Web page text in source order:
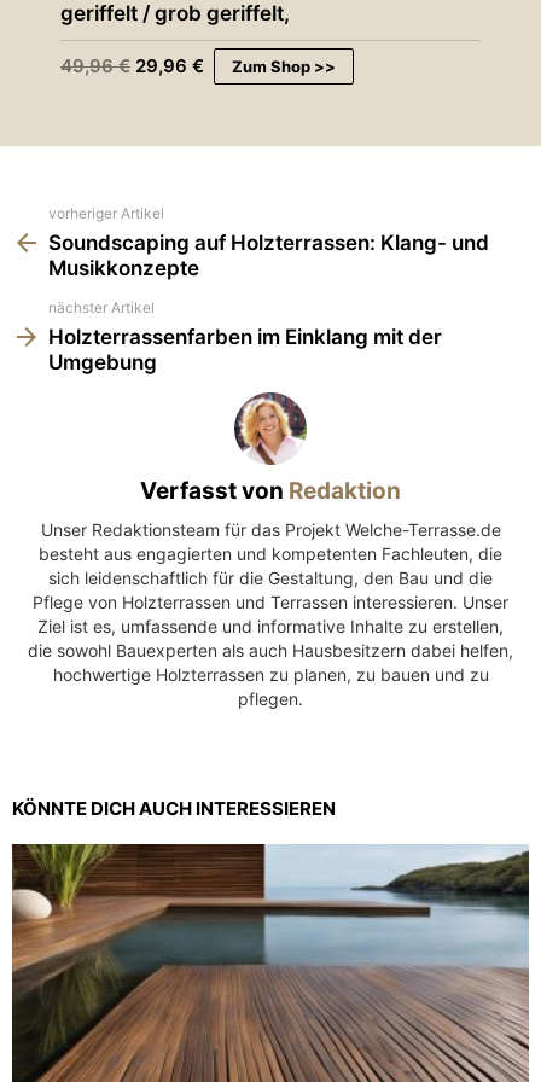
0
€
geriffelt / grob geriffelt,
49,96€ U
r
g
l
i
c
h
r
P
w
a
r
:
4
9
,
9
6
29,96 €A
e
r
s
,
9
6
€
.
Zum Shop >>
more
vorheriger Artikel
Soundscaping auf Holzterrassen: Klang- und
Musikkonzepte
nächster Artikel
Holzterrassenfarben im Einklang mit der
Umgebung
Verfasst von Redaktion
Unser Redaktionsteam für das Projekt Welche-Terrasse.de
besteht aus engagierten und kompetenten Fachleuten, die
sich leidenschaftlich für die Gestaltung, den Bau und die
Pflege von Holzterrassen und Terrassen interessieren. Unser
Ziel ist es, umfassende und informative Inhalte zu erstellen,
die sowohl Bauexperten als auch Hausbesitzern dabei helfen,
hochwertige Holzterrassen zu planen, zu bauen und zu
pflegen.
KÖNNTE DICH AUCH INTERESSIEREN